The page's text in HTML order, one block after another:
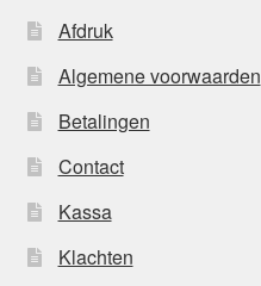
Afdruk
Algemene voorwaarden
Betalingen
Contact
Kassa
Klachten